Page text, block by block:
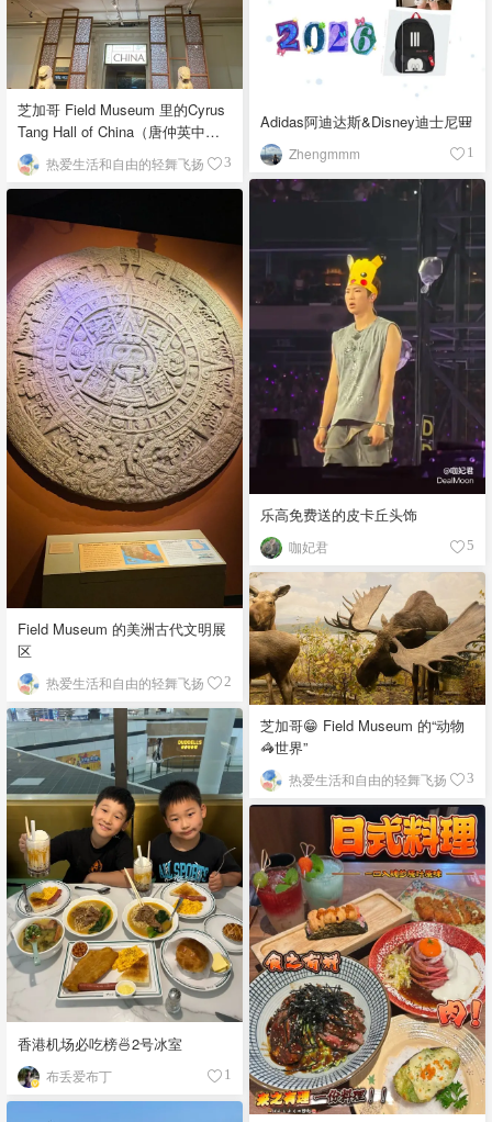
Adidas阿迪达斯&Disney迪士尼🎒
Zhengmmm 1
芝加哥 Field Museum 里的Cyrus
Tang Hall of China（唐仲英中国
馆） 热爱生活和自由的轻舞飞扬 3
乐高免费送的皮卡丘头饰
咖妃君 5
Field Museum 的美洲古代文明展
区
热爱生活和自由的轻舞飞扬 2
芝加哥😁 Field Museum 的“动物
🦓世界”
热爱生活和自由的轻舞飞扬 3
香港机场必吃榜🍜2号冰室
布丢爱布丁 1